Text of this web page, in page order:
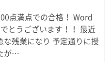
点満点での合格！ Word
とうございます！！ 最近
残業になり 予定通りに授
が…